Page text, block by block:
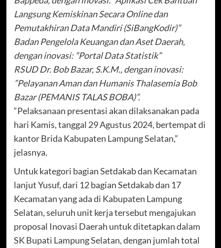
Langsung Kemiskinan Secara Online dan
Pemutakhiran Data Mandiri (SiBangKodir)”
Badan Pengelola Keuangan dan Aset Daerah,
dengan inovasi: ”Portal Data Statistik”
RSUD Dr. Bob Bazar, S.K.M., dengan inovasi:
”Pelayanan Aman dan Humanis Thalasemia Bob
Bazar (PEMANIS TALAS BOBA)”.
“Pelaksanaan presentasi akan dilaksanakan pada
hari Kamis, tanggal 29 Agustus 2024, bertempat di
kantor Brida Kabupaten Lampung Selatan,”
jelasnya.
Untuk kategori bagian Setdakab dan Kecamatan
lanjut Yusuf, dari 12 bagian Setdakab dan 17
Kecamatan yang ada di Kabupaten Lampung
Selatan, seluruh unit kerja tersebut mengajukan
proposal Inovasi Daerah untuk ditetapkan dalam
SK Bupati Lampung Selatan, dengan jumlah total